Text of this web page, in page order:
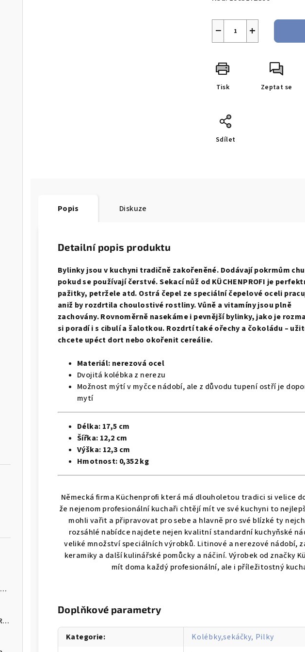
Škrabka Julienne STRISCIA - GEFU
Škrabka na proužky Julienne STRISCIA - GEFU
Sada hrnců FUSIONTEC MINERAL PRO 4 ks, Eucalyptus zelená - WMF
+
−
Tisk Zeptat se
Sdílet
Popis Diskuze
Detailní popis produktu
Bylinky jsou v kuchyni tradičně zakořeněné. Dodávají pokrmům
pokud se používají čerstvé. Sekací nůž od KÜCHENPROFI je
pažitky, petržele atd. Ostrá čepel ze speciální čepelové oceli
aniž by rozdrtila choulostivé rostliny. Vůně a vitamíny jsou plně
zachovány. Rovnoměrně nasekáme i pevnější bylinky, jako je
si poradí i s cibulí a šalotkou. Rozdrtí také ořechy a čokoládu –
chcete upéct dort nebo okořenit cereálie.
Materiál: nerezová ocel
Dvojitá kolébka z nerezu
Možnost mýtí v myčce nádobí, ale z důvodu tupení ostří je
mytí
Délka: 17,5 cm
Šířka: 12,2 cm
Výška: 12,3 cm
Hmotnost: 0,352 kg
Německá firma Küchenprofi která má dlouholetou tradici si velice
že nejenom profesionální kuchaři chtějí mít ve své kuchyni to
mohli vařit a připravovat pro sebe a hlavně pro své blízké ty
rozsáhlé nabídce najdete nejen kvalitní standardní kuchyňské
veliké množství speciálních výrobků. Litinové a nerezové nádobí,
keramiky a další kulinářské pomůcky a náčiní. Výrobek od značky
mít doma každý profesionální, ale i příležitostný
Doplňkové parametry
Kategorie:
Kolébky,sekáčky, Pilky